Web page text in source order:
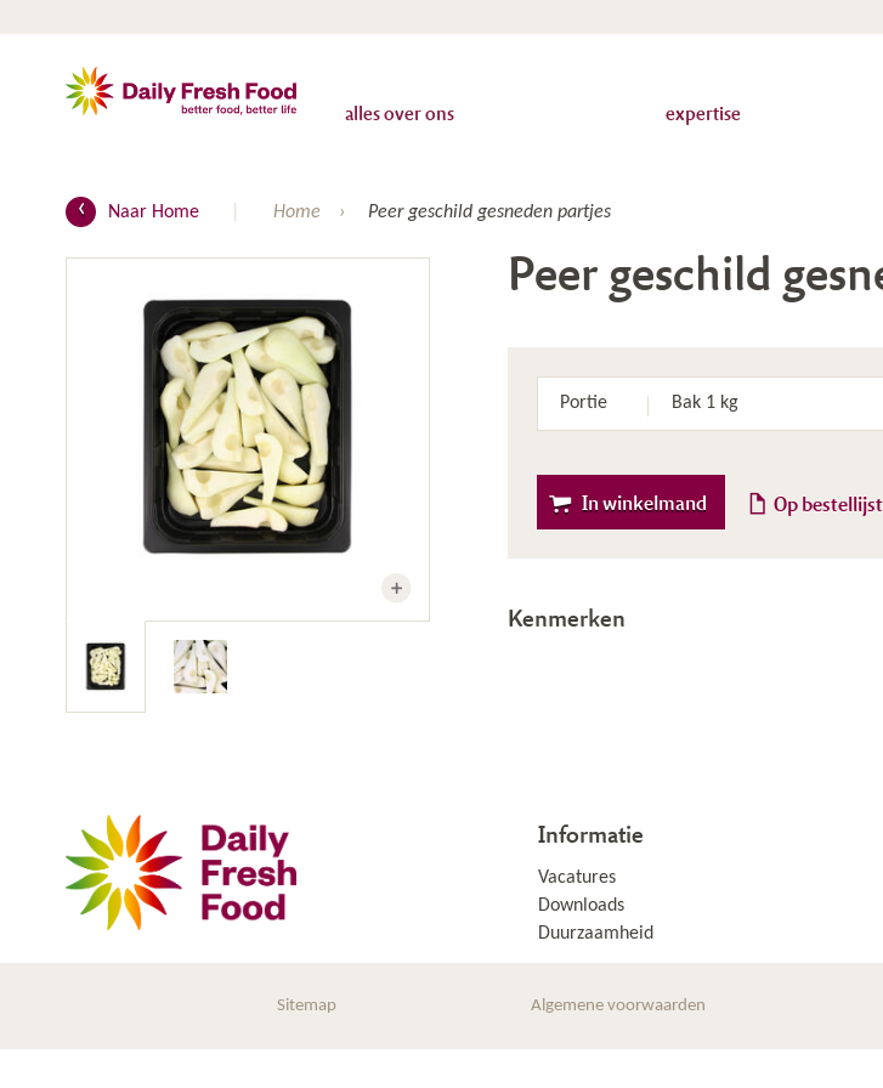
alles over ons expertise
Naar Home Home Peer geschild gesneden partjes
Peer geschild
Portie Bak 1 kg
In winkelmand Op bestellijst
Kenmerken
Informatie
Vacatures
Downloads
Duurzaamheid
Sitemap Algemene voorwaarden